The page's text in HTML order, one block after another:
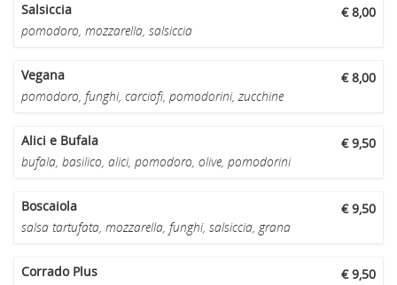
Salsiccia
€ 8,00
pomodoro, mozzarella, salsiccia
Vegana
€ 8,00
pomodoro, funghi, carciofi, pomodorini, zucchine
Alici e Bufala
€ 9,50
bufala, basilico, alici, pomodoro, olive, pomodorini
Boscaiola
€ 9,50
salsa tartufata, mozzarella, funghi, salsiccia, grana
Corrado Plus
€ 9,50